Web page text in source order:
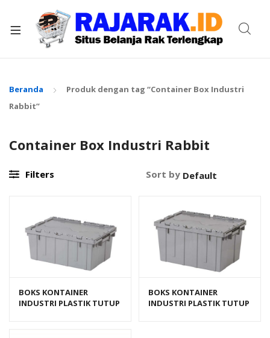
Beranda
Produk dengan tag “Container Box Industri
Rabbit”
Container Box Industri Rabbit
Filters Sort by
BOKS KONTAINER
INDUSTRI PLASTIK TUTUP
BOKS KONTAINER
INDUSTRI PLASTIK TUTUP